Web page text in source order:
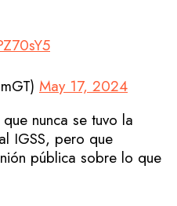
May 17, 2024
nunca se tuvo la
IGSS, pero que
pública sobre lo que